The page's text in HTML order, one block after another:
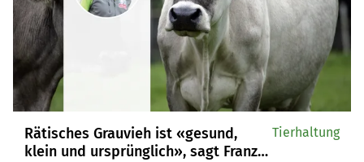
Rätisches Grauvieh ist «gesund,
klein und ursprünglich», sagt Franz
Tierhaltung